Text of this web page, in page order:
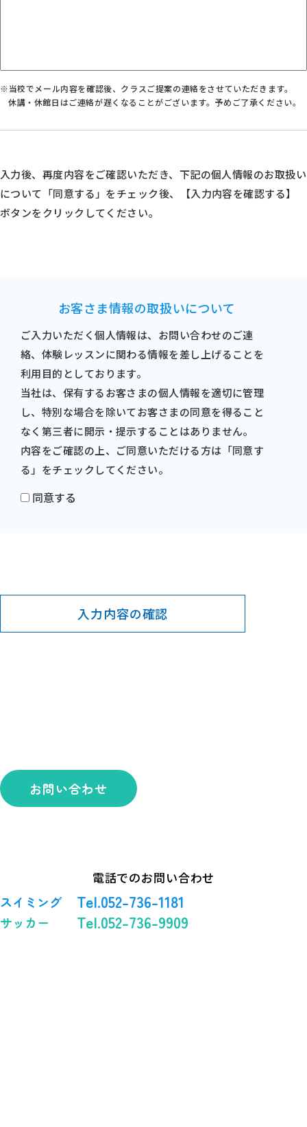
※当校でメール内容を確認後、クラスご提案の連絡をさせていただきます。
休講・休館日はご連絡が遅くなることがございます。予めご了承ください。
入力後、再度内容をご確認いただき、下記の個人情報のお取扱い
について「同意する」をチェック後、【入力内容を確認する】
ボタンをクリックしてください。
お客さま情報の取扱いについて
ご入力いただく個人情報は、お問い合わせのご連
絡、体験レッスンに関わる情報を差し上げることを
利用目的としております。
当社は、保有するお客さまの個人情報を適切に管理
し、特別な場合を除いてお客さまの同意を得ること
なく第三者に開示・提示することはありません。
内容をご確認の上、ご同意いただける方は「同意す
る」をチェックしてください。
同意する
入力内容の確認
お問い合わせ
電話でのお問い合わせ
スイミング Tel.052-736-1181
サッカー Tel.052-736-9909